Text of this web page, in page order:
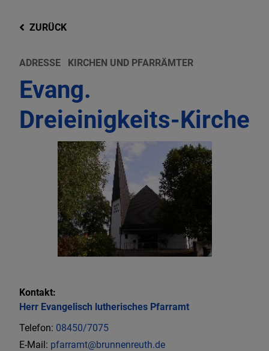
ZURÜCK
ADRESSE KIRCHEN UND PFARRÄMTER
Evang.
Dreieinigkeits-Kirche
Kontakt:
Herr Evangelisch lutherisches Pfarramt
Telefon: 08450/7075
E-Mail: pfarramt@brunnenreuth.de